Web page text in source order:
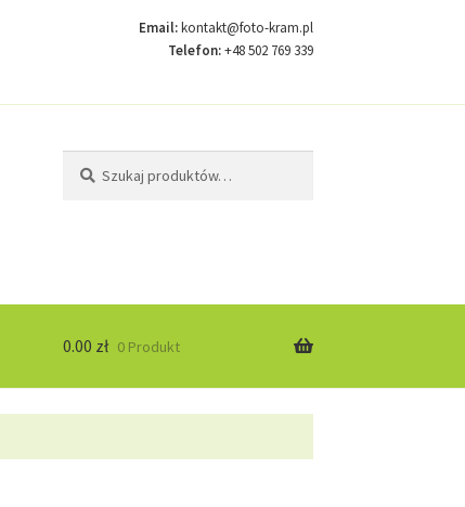
Email:kontakt@foto-kram.pl
Telefon:+48 502 769 339
0.00 zł 0 Produkt